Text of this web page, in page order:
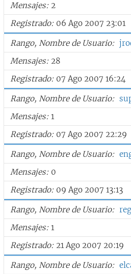
Mensajes 2
Registrado 06 Ago 2007 23:01
Rango, Nombre de Usuario
Mensajes 28
Registrado 07 Ago 2007 16:24
Rango, Nombre de Usuario
Mensajes 1
Registrado 07 Ago 2007 22:29
Rango, Nombre de Usuario
Mensajes 0
Registrado 09 Ago 2007 13:13
Rango, Nombre de Usuario
Mensajes 1
Registrado 21 Ago 2007 20:19
Rango, Nombre de Usuario